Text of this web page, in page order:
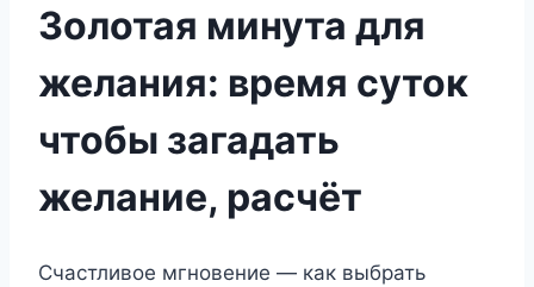
Золотая минута для
желания: время суток
чтобы загадать
желание, расчёт
Счастливое мгновение — как выбрать